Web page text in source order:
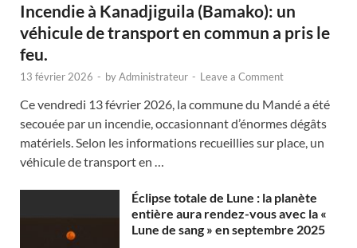
Incendie à Kanadjiguila (Bamako): un
véhicule de transport en commun a pris le
feu.
13 février 2026 - byAdministrateur - Leave a Comment
Ce vendredi 13 février 2026, la commune du Mandé a été
secouée par un incendie, occasionnant d’énormes dégâts
matériels. Selon les informations recueillies sur place, un
véhicule de transport en …
Éclipse totale de Lune : la planète
entière aura rendez-vous avec la «
Lune de sang » en septembre 2025